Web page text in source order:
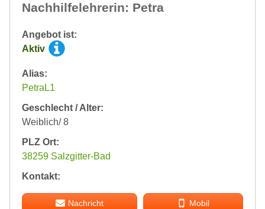
Nachhilfelehrerin: Petra
Angebot ist:
Aktiv
Alias:
PetraL1
Geschlecht / Alter:
Weiblich/ 8
PLZ Ort:
38259 Salzgitter-Bad
Kontakt:
Nachricht Mobil